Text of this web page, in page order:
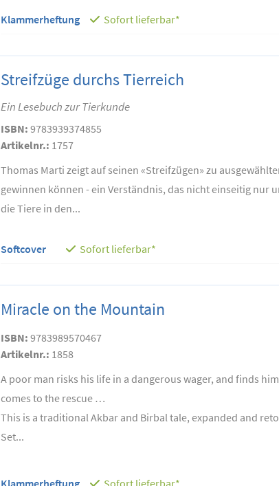
Klammerheftung Sofort lieferbar*
Streifzüge durchs Tierreich
Ein Lesebuch zur Tierkunde
ISBN: 9783939374855
Artikelnr.: 1757
Thomas Marti zeigt auf seinen «Streifzügen» zu
gewinnen können - ein Verständnis, das nicht einseitig nur
die Tiere in den...
Softcover Sofort lieferbar*
Miracle on the Mountain
ISBN: 9783989570467
Artikelnr.: 1858
A poor man risks his life in a dangerous wager, and finds
comes to the rescue …
This is a traditional Akbar and Birbal tale, expanded and
Set...
Klammerheftung Sofort lieferbar*